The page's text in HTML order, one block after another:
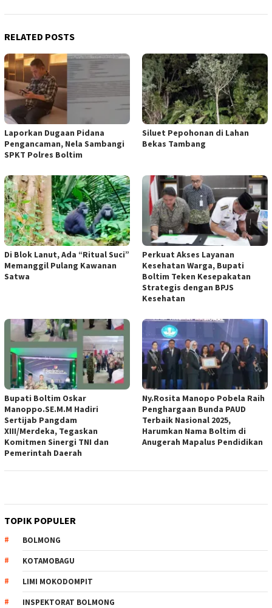
RELATED POSTS
Laporkan Dugaan Pidana
Pengancaman, Nela Sambangi
SPKT Polres Boltim
Siluet Pepohonan di Lahan
Bekas Tambang
Di Blok Lanut, Ada “Ritual Suci”
Memanggil Pulang Kawanan
Satwa
Perkuat Akses Layanan
Kesehatan Warga, Bupati
Boltim Teken Kesepakatan
Strategis dengan BPJS
Kesehatan
Bupati Boltim Oskar
Manoppo.SE.M.M Hadiri
Sertijab Pangdam
XIII/Merdeka, Tegaskan
Komitmen Sinergi TNI dan
Pemerintah Daerah
Ny.Rosita Manopo Pobela Raih
Penghargaan Bunda PAUD
Terbaik Nasional 2025,
Harumkan Nama Boltim di
Anugerah Mapalus Pendidikan
TOPIK POPULER
BOLMONG
KOTAMOBAGU
LIMI MOKODOMPIT
INSPEKTORAT BOLMONG